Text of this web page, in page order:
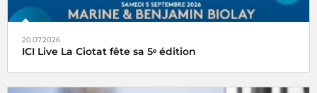
20.07.2026
ICI Live La Ciotat fête sa 5ᵉ édition